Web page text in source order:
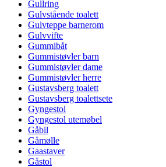
Gullring
Gulvstående toalett
Gulvteppe barnerom
Gulvvifte
Gummibåt
Gummistøvler barn
Gummistøvler dame
Gummistøvler herre
Gustavsberg toalett
Gustavsberg toalettsete
Gyngestol
Gyngestol utemøbel
Gåbil
Gåmølle
Gaastaver
Gåstol